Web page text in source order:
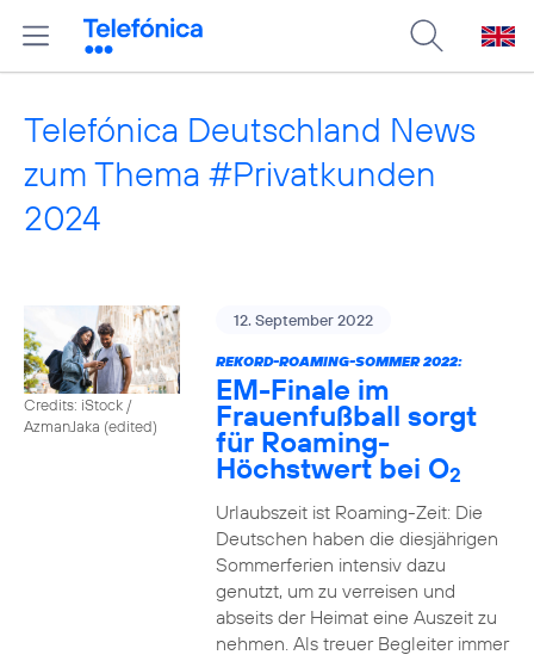
Telefónica Deutschland News
zum Thema #Privatkunden
2024
Credits: iStock /
AzmanJaka (edited)
12. September 2022
REKORD-ROAMING-SOMMER 2022:
EM-Finale im
Frauenfußball sorgt
für Roaming-
Höchstwert bei O2
Urlaubszeit ist Roaming-Zeit: Die
Deutschen haben die diesjährigen
Sommerferien intensiv dazu
genutzt, um zu verreisen und
abseits der Heimat eine Auszeit zu
nehmen. Als treuer Begleiter immer